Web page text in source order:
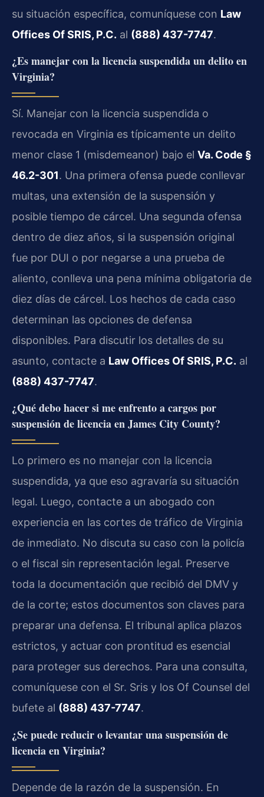
su situación específica, comuníquese con Law
Offices Of SRIS, P.C. al (888) 437-7747.
¿Es manejar con la licencia suspendida un delito en
Virginia?
Sí. Manejar con la licencia suspendida o
revocada en Virginia es típicamente un delito
menor clase 1 (misdemeanor) bajo el Va. Code §
46.2-301. Una primera ofensa puede conllevar
multas, una extensión de la suspensión y
posible tiempo de cárcel. Una segunda ofensa
dentro de diez años, si la suspensión original
fue por DUI o por negarse a una prueba de
aliento, conlleva una pena mínima obligatoria de
diez días de cárcel. Los hechos de cada caso
determinan las opciones de defensa
disponibles. Para discutir los detalles de su
asunto, contacte a Law Offices Of SRIS, P.C. al
(888) 437-7747.
¿Qué debo hacer si me enfrento a cargos por
suspensión de licencia en James City County?
Lo primero es no manejar con la licencia
suspendida, ya que eso agravaría su situación
legal. Luego, contacte a un abogado con
experiencia en las cortes de tráfico de Virginia
de inmediato. No discuta su caso con la policía
o el fiscal sin representación legal. Preserve
toda la documentación que recibió del DMV y
de la corte; estos documentos son claves para
preparar una defensa. El tribunal aplica plazos
estrictos, y actuar con prontitud es esencial
para proteger sus derechos. Para una consulta,
comuníquese con el Sr. Sris y los Of Counsel del
bufete al (888) 437-7747.
¿Se puede reducir o levantar una suspensión de
licencia en Virginia?
Depende de la razón de la suspensión. En